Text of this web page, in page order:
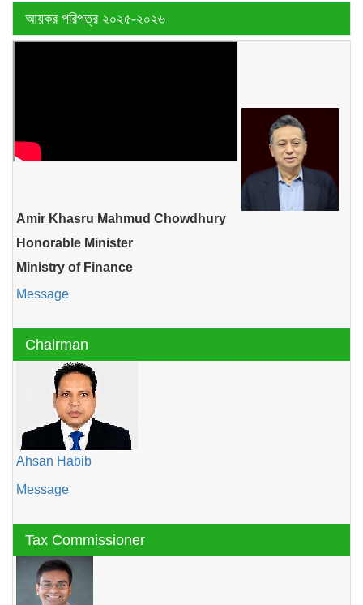
আয়কর পরিপত্র ২০২৫-২০২৬
Amir Khasru Mahmud Chowdhury
Honorable Minister
Ministry of Finance
Message
Chairman
Ahsan Habib
Message
Tax Commissioner